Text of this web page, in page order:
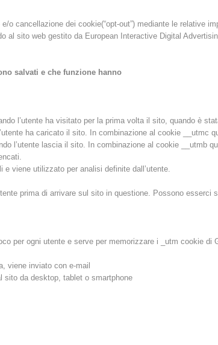
o cancellazione dei cookie(“opt-out”) mediante le relative
al sito web gestito da European Interactive Digital
salvati e che funzione hanno
l’utente ha visitato per la prima volta il sito, quando è
ha caricato il sito. In combinazione al cookie __utmc
l’utente lascia il sito. In combinazione al cookie __utmb
e viene utilizzato per analisi definite dall’utente.
prima di arrivare sul sito in questione. Possono
per ogni utente e serve per memorizzare i _utm cookie di
viene inviato con e-mail
sito da desktop, tablet o smartphone